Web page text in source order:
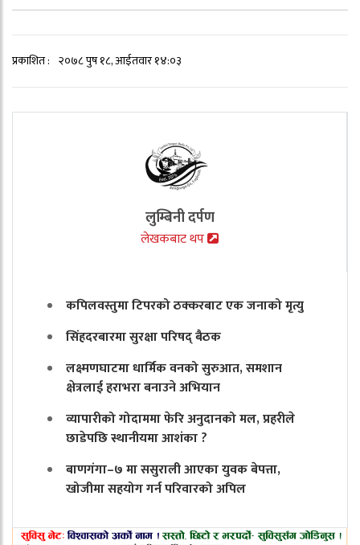
प्रकाशित : २०७८ पुष १८, आईतवार १४:०३
लुम्बिनी दर्पण
लेखकबाट थप
कपिलवस्तुमा टिपरको ठक्करबाट एक जनाको मृत्यु
सिंहदरबारमा सुरक्षा परिषद् बैठक
लक्ष्मणघाटमा धार्मिक वनको सुरुआत, समशान
क्षेत्रलाई हराभरा बनाउने अभियान
व्यापारीको गोदाममा फेरि अनुदानको मल, प्रहरीले
छाडेपछि स्थानीयमा आशंका ?
बाणगंगा–७ मा ससुराली आएका युवक बेपत्ता,
खोजीमा सहयोग गर्न परिवारको अपिल